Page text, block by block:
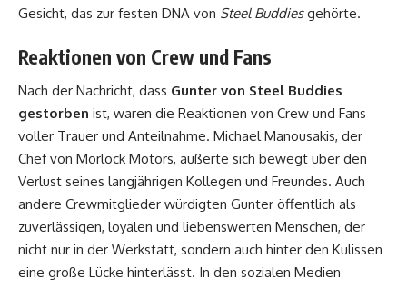
Gesicht, das zur festen DNA von Steel Buddiesgehörte.
Reaktionen von Crew und Fans
Nach der Nachricht, dass Gunter von Steel Buddies
gestorben ist, waren die Reaktionen von Crew und Fans
voller Trauer und Anteilnahme. Michael Manousakis, der
Chef von Morlock Motors, äußerte sich bewegt über den
Verlust seines langjährigen Kollegen und Freundes. Auch
andere Crewmitglieder würdigten Gunter öffentlich als
zuverlässigen, loyalen und liebenswerten Menschen, der
nicht nur in der Werkstatt, sondern auch hinter den Kulissen
eine große Lücke hinterlässt. In den sozialen Medien